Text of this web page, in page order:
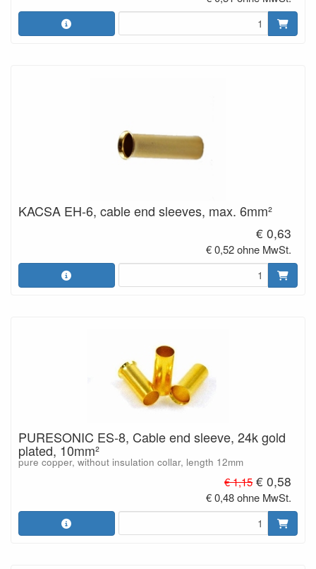
KACSA EH-6, cable end sleeves, max. 6mm²
€ 0,63
€ 0,52 ohne MwSt.
PURESONIC ES-8, Cable end sleeve, 24k gold
plated, 10mm²
pure copper, without insulation collar, length 12mm
€ 1,15 € 0,58
€ 0,48 ohne MwSt.